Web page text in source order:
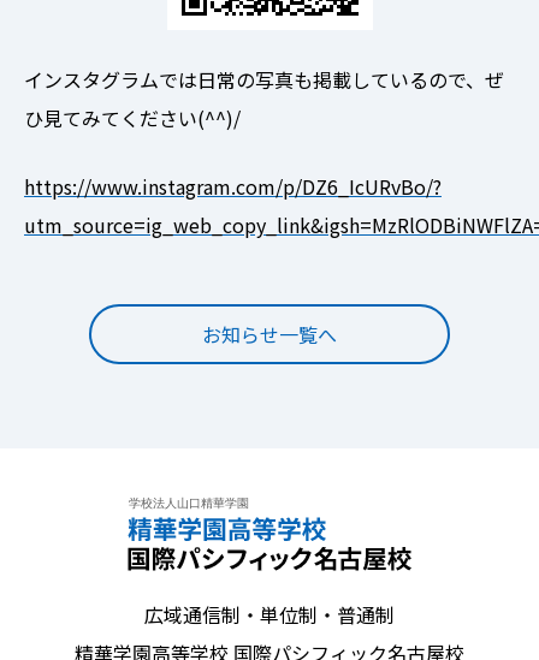
インスタグラムでは日常の写真も掲載しているので、ぜ
ひ見てみてください(^^)/
https://www.instagram.com/p/DZ6_IcURvBo/?
お知らせ一覧へ
広域通信制・単位制・普通制
精華学園高等学校 国際パシフィック名古屋校